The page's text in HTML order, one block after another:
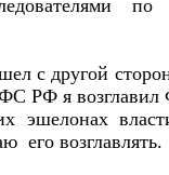
с другой
РФ я возглавил
эшелонах
его возглавлять.